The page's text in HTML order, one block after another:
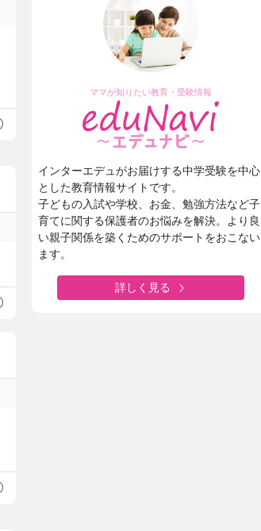
ママが知りたい教育・受験情報
インターエデュがお届けする中学受験を中心
とした教育情報サイトです。
子どもの入試や学校、お金、勉強方法など子
育てに関する保護者のお悩みを解決。より良
い親子関係を築くためのサポートをおこない
ます。
詳しく見る